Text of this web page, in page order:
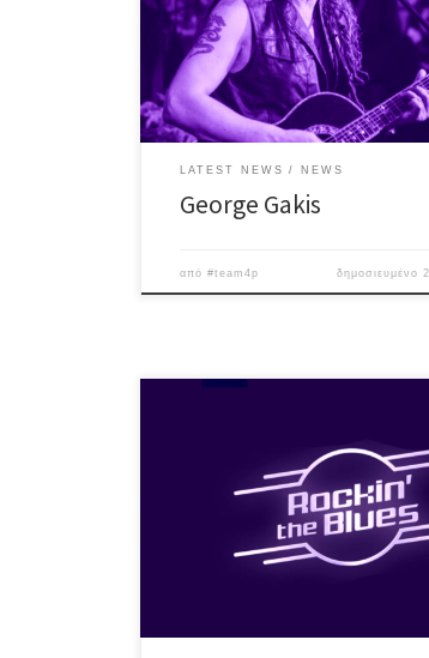
“διαδρομές” από τον Elvis και τους
τους Doors και τους Whitesnake, με
“στάσεις” τους Deep Purple και τους
και πολλά άλλα θρυλικά […]
LATEST NEWS NEWS
George Gakis
από#team4p δημοσιευμένο
με λατρεμένες επιλογές μέσα από μια
όπως Deep Purple, Bad Company, Thin
Clapton, Albert King, Free, Jimi Hendrix,
Gallagher, Led Zeppelin, Steve Miller,
Μichalis Armagos: gtr/voc Nick